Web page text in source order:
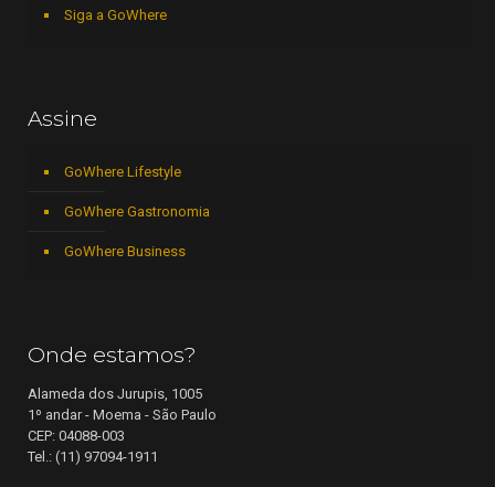
Siga a GoWhere
Assine
GoWhere Lifestyle
GoWhere Gastronomia
GoWhere Business
Onde estamos?
Alameda dos Jurupis, 1005
1º andar - Moema - São Paulo
CEP: 04088-003
Tel.: (11) 97094-1911